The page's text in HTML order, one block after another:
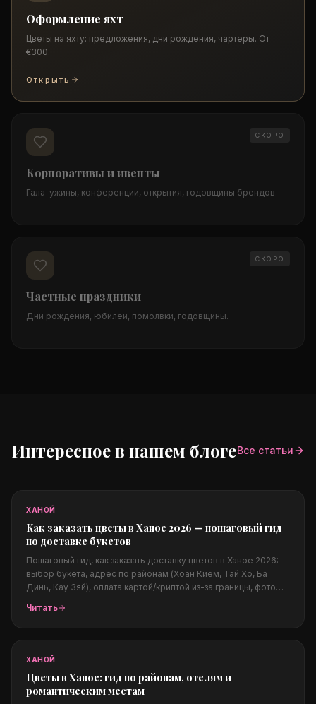
Оформление яхт
Цветы на яхту: предложения, дни рождения, чартеры. От
€300.
Открыть
СКОРО
Корпоративы и ивенты
Гала-ужины, конференции, открытия, годовщины брендов.
СКОРО
Частные праздники
Дни рождения, юбилеи, помолвки, годовщины.
Интересное в нашем блогеВсе статьи
ХАНОЙ
Как заказать цветы в Ханое 2026 — пошаговый гид
по доставке букетов
Пошаговый гид, как заказать доставку цветов в Ханое 2026:
выбор букета, адрес по районам (Хоан Кием, Тай Хо, Ба
Динь, Кау Зяй), оплата картой/криптой из-за границы, фото
популярные поводы. Плюс перелинковка на Дананг и
Читать
ХАНОЙ
Цветы в Ханое: гид по районам, отелям и
романтическим местам